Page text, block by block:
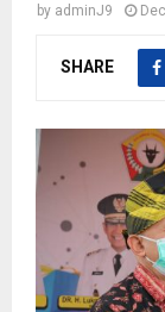
by adminJ9
SHARE